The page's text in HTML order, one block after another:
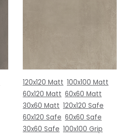
120x120 Matt 100x100 Matt
60x120 Matt 60x60 Matt
30x60 Matt 120x120 Safe
60x120 Safe 60x60 Safe
30x60 Safe 100x100 Grip